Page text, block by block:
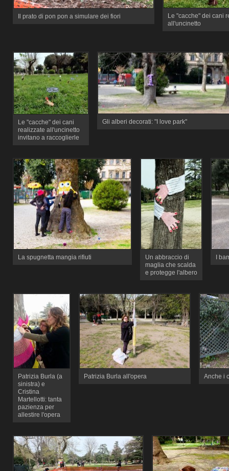
Il prato di pon pon a simulare dei fiori
Le "cacche" dei cani
all'uncinetto
Le "cacche" dei cani
realizzate all'uncinetto
invitano a raccoglierle
Gli alberi decorati: "I love park"
La spugnetta mangia rifiuti
Un abbraccio di
maglia che scalda
e protegge l'albero
I
Patrizia Burla (a
sinistra) e
Cristina
Martellotti: tanta
pazienza per
allestire l'opera
Patrizia Burla all'opera Anche i